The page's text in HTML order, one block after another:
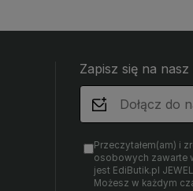
Zapisz się na
Przeczytałem(am) i
osobowych zawarte
jest EdiButik.pl
Możesz w każdym